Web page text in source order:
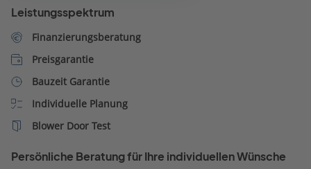
Leistungsspektrum
Finanzierungsberatung
Preisgarantie
Bauzeit Garantie
Individuelle Planung
Blower Door Test
Persönliche Beratung für Ihre individuellen Wünsche